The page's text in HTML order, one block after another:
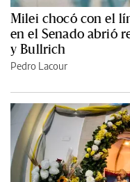
Milei chocó con el
en el Senado abrió
y Bullrich
Pedro Lacour